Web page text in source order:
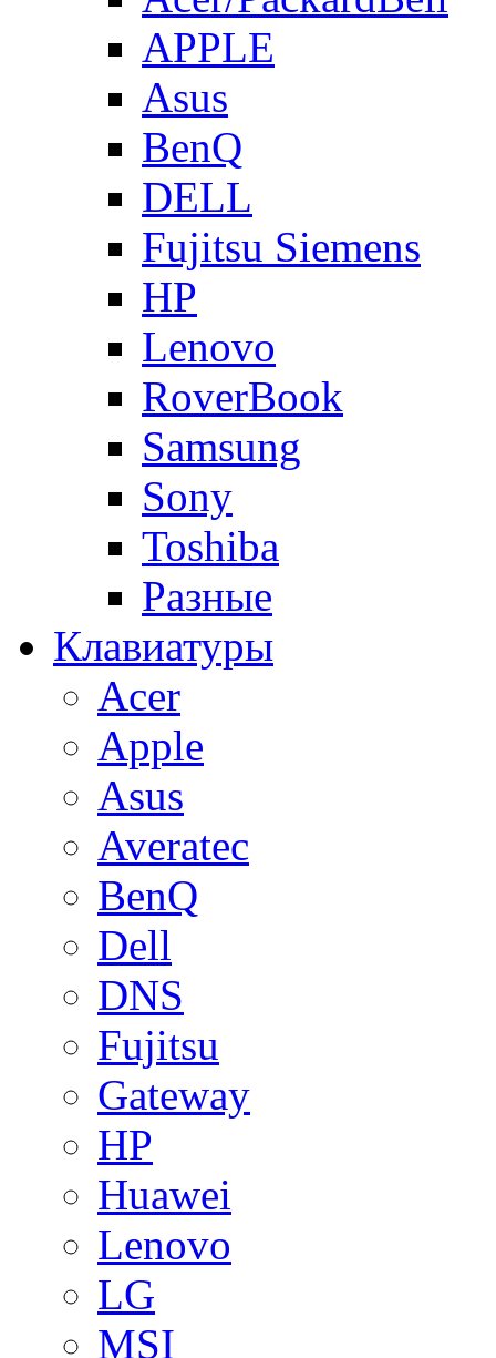
APPLE
Asus
BenQ
DELL
Fujitsu Siemens
HP
Lenovo
RoverBook
Samsung
Sony
Toshiba
Разные
Клавиатуры
Acer
Apple
Asus
Averatec
BenQ
Dell
DNS
Fujitsu
Gateway
HP
Huawei
Lenovo
LG
MSI